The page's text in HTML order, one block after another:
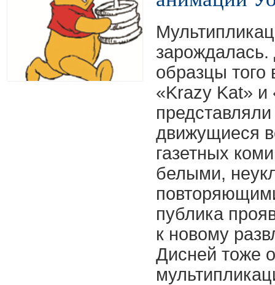
образцы того
«Krazy Kat» и
движущиеся
газетных
белыми,
публика
к новому
Дисней тоже